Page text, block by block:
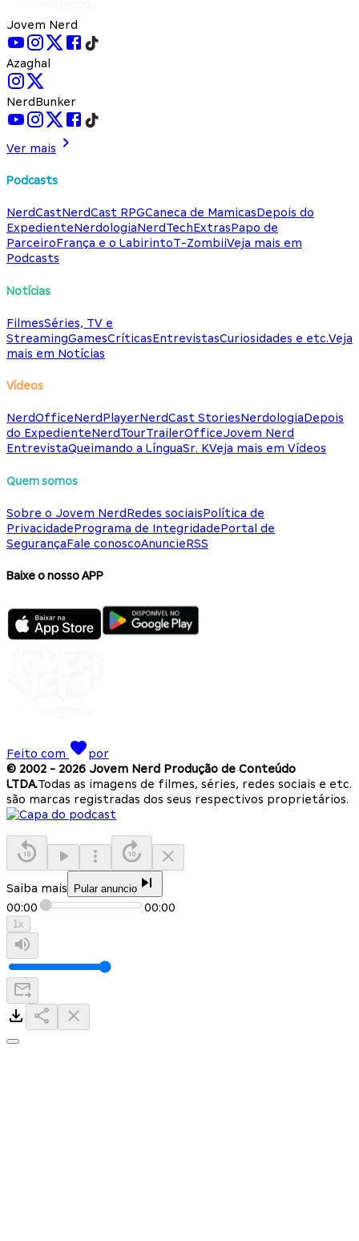
Jovem Nerd
Azaghal
NerdBunker
Ver mais
Podcasts
NerdCastNerdCast RPGCaneca de MamicasDepois do
ExpedienteNerdologiaNerdTechExtrasPapo de
ParceiroFrança e o LabirintoT-ZombiiVeja mais em
Podcasts
Notícias
FilmesSéries, TV e
StreamingGamesCríticasEntrevistasCuriosidades e etc.Veja
mais em Notícias
Vídeos
NerdOfficeNerdPlayerNerdCast StoriesNerdologiaDepois
do ExpedienteNerdTourTrailerOfficeJovem Nerd
EntrevistaQueimando a LínguaSr. KVeja mais em Vídeos
Quem somos
Sobre o Jovem NerdRedes sociaisPolítica de
PrivacidadePrograma de IntegridadePortal de
SegurançaFale conoscoAnuncieRSS
Baixe o nosso APP
Feito com
por
© 2002 - 2026 Jovem Nerd Produção de Conteúdo
LTDA.Todas as imagens de filmes, séries, redes sociais e etc.
são marcas registradas dos seus respectivos proprietários.
Saiba mais Pular anuncio
00:00 00:00
1x